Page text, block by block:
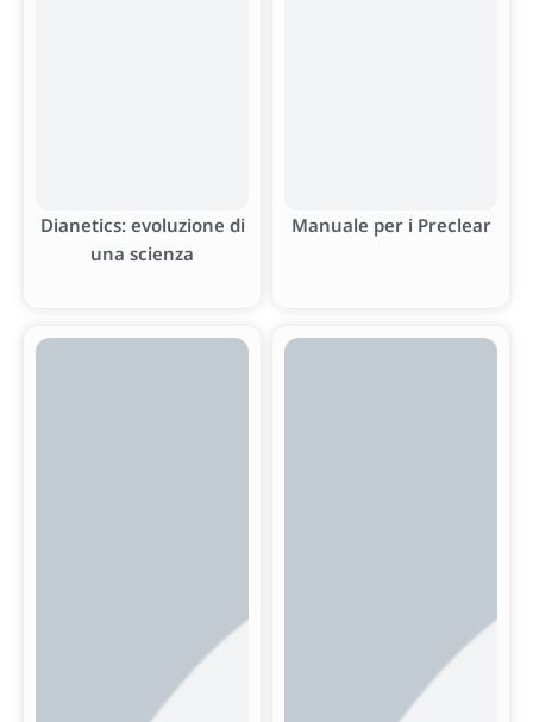
Dianetics: evoluzione di
una scienza
Manuale per i Preclear